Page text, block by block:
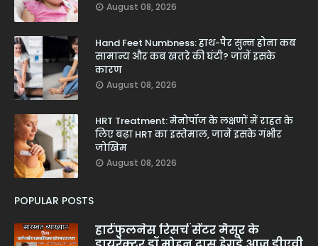
August 08, 2026
Hand Feet Numbness: हाथ-पैर सुन्न होना कब
सामान्य और कब खतरे की घंटी? जानें इसके
कारण
August 08, 2026
HRT Treatment: मेनोपॉज के लक्षणों में राहत के
लिए बढ़ा HRT का इस्तेमाल, जानें इसके गंभीर
जोखिम
August 08, 2026
POPULAR POSTS
हार्टफुलनेस रिसर्च सेंटर मैसूर के